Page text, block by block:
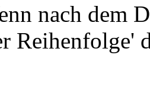
nach dem
Reihenfolge'